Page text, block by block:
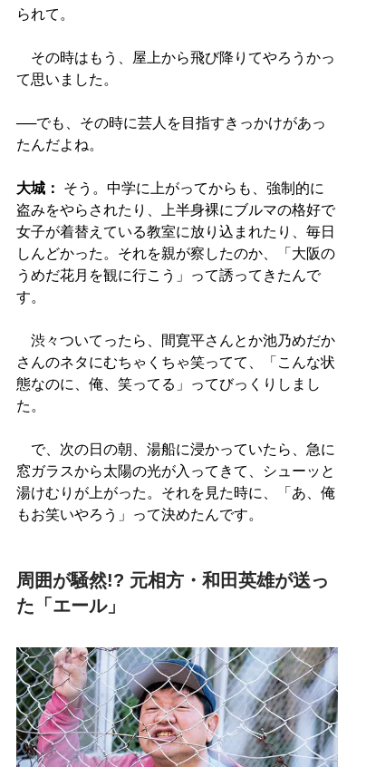
られて。
その時はもう、屋上から飛び降りてやろうかっ
て思いました。
──でも、その時に芸人を目指すきっかけがあっ
たんだよね。
大城：
そう。中学に上がってからも、強制的に
盗みをやらされたり、上半身裸にブルマの格好で
女子が着替えている教室に放り込まれたり、毎日
しんどかった。それを親が察したのか、「大阪の
うめだ花月を観に行こう」って誘ってきたんで
す。
渋々ついてったら、間寛平さんとか池乃めだか
さんのネタにむちゃくちゃ笑ってて、「こんな状
態なのに、俺、笑ってる」ってびっくりしまし
た。
で、次の日の朝、湯船に浸かっていたら、急に
窓ガラスから太陽の光が入ってきて、シューッと
湯けむりが上がった。それを見た時に、「あ、俺
もお笑いやろう」って決めたんです。
周囲が騒然!? 元相方・和田英雄が送っ
た「エール」